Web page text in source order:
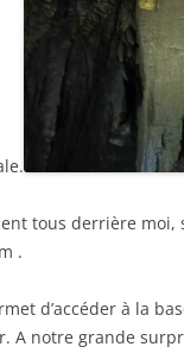
tous derrière moi,
.
d’accéder à la
A notre grande